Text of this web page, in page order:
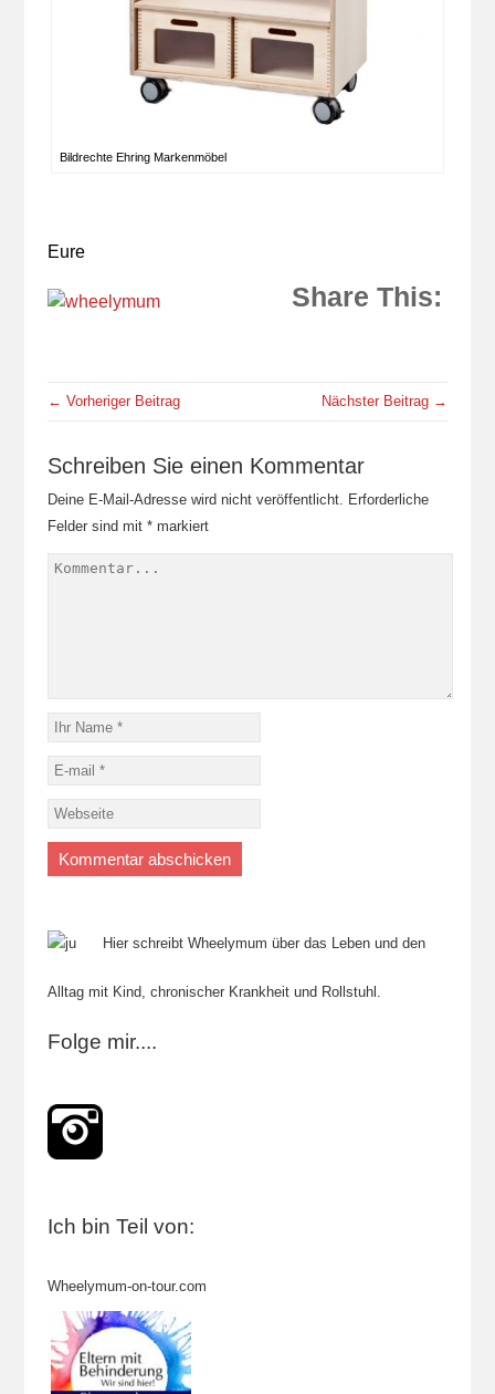
Bildrechte Ehring Markenmöbel
Eure
Share This:
← Vorheriger Beitrag Nächster Beitrag →
Schreiben Sie einen Kommentar
Deine E-Mail-Adresse wird nicht veröffentlicht. Erforderliche
Felder sind mit *markiert
Hier schreibt Wheelymum über das Leben und den
Alltag mit Kind, chronischer Krankheit und Rollstuhl.
Folge mir....
Ich bin Teil von:
Wheelymum-on-tour.com